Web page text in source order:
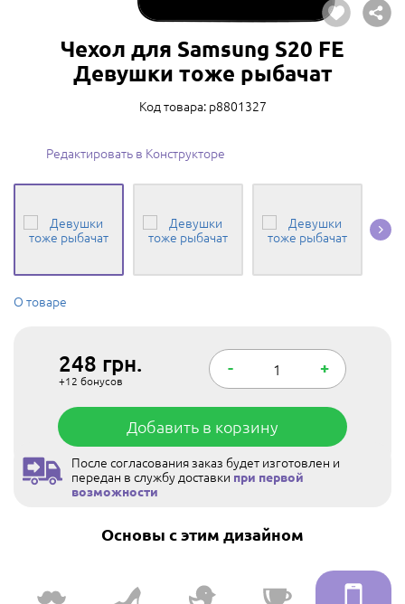
Чехол для Samsung S20 FE
Девушки тоже рыбачат
Код товара: p8801327
Редактировать в Конструкторе
О товаре
248 грн.
+12 бонусов
- +
Добавить в корзину
После согласования заказ будет изготовлен и
передан в службу доставки при первой
возможности
Основы с этим дизайном